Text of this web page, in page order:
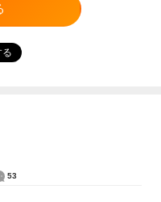
る
53